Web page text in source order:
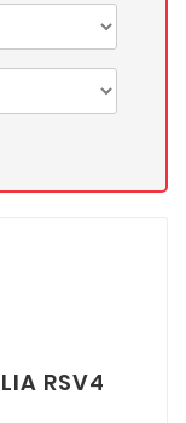
RSV4